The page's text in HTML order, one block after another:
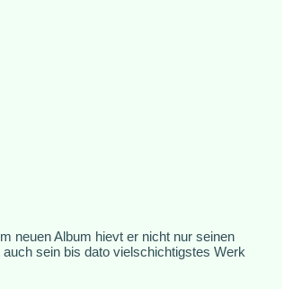
neuen Album hievt er nicht nur seinen
sein bis dato vielschichtigstes Werk